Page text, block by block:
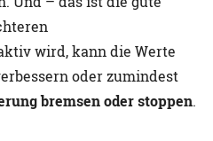
wird, kann die Werte
oder zumindest
bremsen oder stoppen.